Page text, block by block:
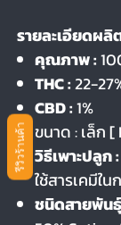
รายละเอียดผ
คุณภาพ :
THC :22-
CBD :1%
ขนาด: เล็ก [
วิธีเพาะปลูก :
ใช้สารเคมีใน
ชนิดสายพัน
รีวิวร้านค้า